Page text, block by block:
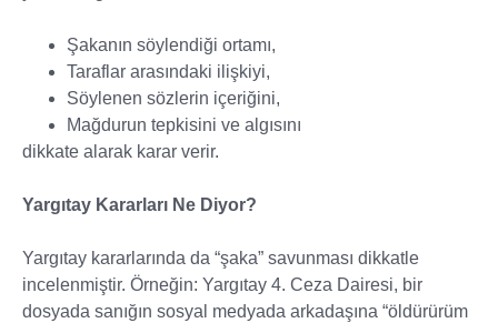
Şakanın söylendiği ortamı,
Taraflar arasındaki ilişkiyi,
Söylenen sözlerin içeriğini,
Mağdurun tepkisini ve algısını
dikkate alarak karar verir.
Yargıtay Kararları Ne Diyor?
Yargıtay kararlarında da “şaka” savunması dikkatle
incelenmiştir. Örneğin: Yargıtay 4. Ceza Dairesi, bir
dosyada sanığın sosyal medyada arkadaşına “öldürürüm